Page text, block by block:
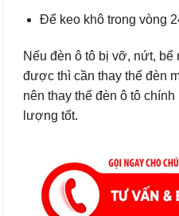
Để keo khô trong vòng
Nếu đèn ô tô bị vỡ, nứt,
được thì cần thay thế đèn
nên thay thế đèn ô tô
lượng tốt.